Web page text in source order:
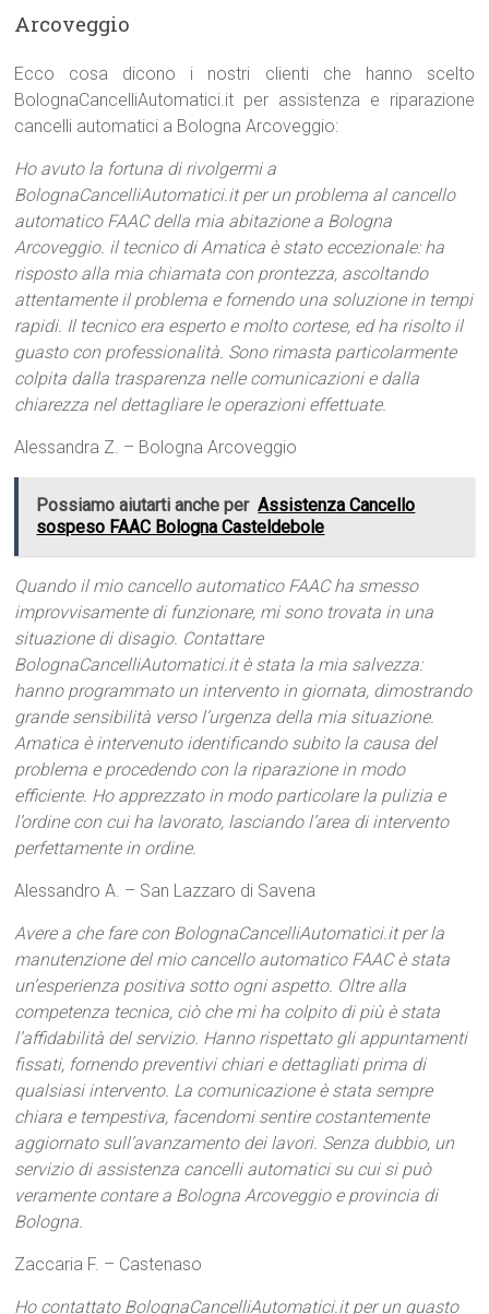
Arcoveggio
Ecco cosa dicono i nostri clienti che hanno scelto
BolognaCancelliAutomatici.it per assistenza e riparazione
cancelli automatici a Bologna Arcoveggio:
Ho avuto la fortuna di rivolgermi a
BolognaCancelliAutomatici.it per un problema al cancello
automatico FAAC della mia abitazione a Bologna
Arcoveggio. il tecnico di Amatica è stato eccezionale: ha
risposto alla mia chiamata con prontezza, ascoltando
attentamente il problema e fornendo una soluzione in tempi
rapidi. Il tecnico era esperto e molto cortese, ed ha risolto il
guasto con professionalità. Sono rimasta particolarmente
colpita dalla trasparenza nelle comunicazioni e dalla
chiarezza nel dettagliare le operazioni effettuate.
Alessandra Z. – Bologna Arcoveggio
Possiamo aiutarti anche per Assistenza Cancello
sospeso FAAC Bologna Casteldebole
Quando il mio cancello automatico FAAC ha smesso
improvvisamente di funzionare, mi sono trovata in una
situazione di disagio. Contattare
BolognaCancelliAutomatici.it è stata la mia salvezza:
hanno programmato un intervento in giornata, dimostrando
grande sensibilità verso l’urgenza della mia situazione.
Amatica è intervenuto identificando subito la causa del
problema e procedendo con la riparazione in modo
efficiente. Ho apprezzato in modo particolare la pulizia e
l’ordine con cui ha lavorato, lasciando l’area di intervento
perfettamente in ordine.
Alessandro A. – San Lazzaro di Savena
Avere a che fare con BolognaCancelliAutomatici.it per la
manutenzione del mio cancello automatico FAAC è stata
un’esperienza positiva sotto ogni aspetto. Oltre alla
competenza tecnica, ciò che mi ha colpito di più è stata
l’affidabilità del servizio. Hanno rispettato gli appuntamenti
fissati, fornendo preventivi chiari e dettagliati prima di
qualsiasi intervento. La comunicazione è stata sempre
chiara e tempestiva, facendomi sentire costantemente
aggiornato sull’avanzamento dei lavori. Senza dubbio, un
servizio di assistenza cancelli automatici su cui si può
veramente contare a Bologna Arcoveggio e provincia di
Bologna.
Zaccaria F. – Castenaso
Ho contattato BolognaCancelliAutomatici.it per un guasto